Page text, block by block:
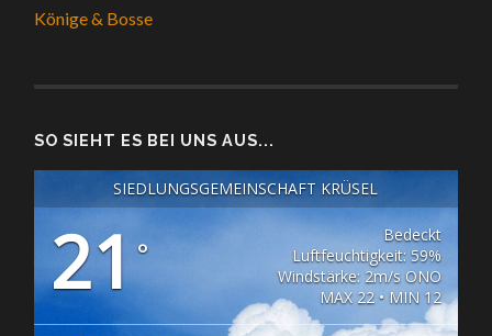
Könige & Bosse
SO SIEHT ES BEI UNS AUS...
SIEDLUNGSGEMEINSCHAFT KRÜSEL
21°
Bedeckt
Luftfeuchtigkeit: 59%
Windstärke: 2m/s ONO
MAX 22 • MIN 12